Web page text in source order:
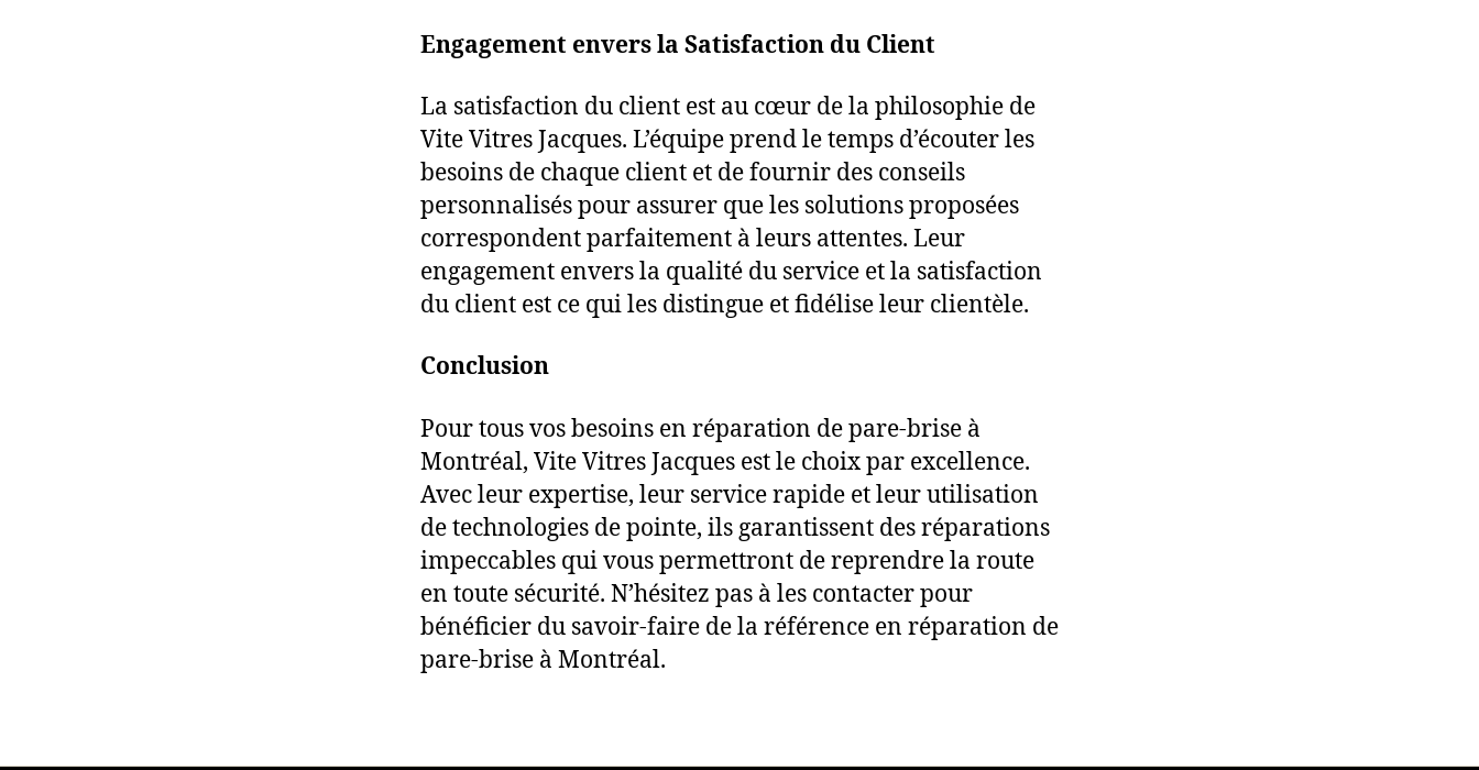
Engagement envers la Satisfaction du Client
La satisfaction du client est au cœur de la philosophie de
Vite Vitres Jacques. L’équipe prend le temps d’écouter les
besoins de chaque client et de fournir des conseils
personnalisés pour assurer que les solutions proposées
correspondent parfaitement à leurs attentes. Leur
engagement envers la qualité du service et la satisfaction
du client est ce qui les distingue et fidélise leur clientèle.
Conclusion
Pour tous vos besoins en réparation de pare-brise à
Montréal, Vite Vitres Jacques est le choix par excellence.
Avec leur expertise, leur service rapide et leur utilisation
de technologies de pointe, ils garantissent des réparations
impeccables qui vous permettront de reprendre la route
en toute sécurité. N’hésitez pas à les contacter pour
bénéficier du savoir-faire de la référence en réparation de
pare-brise à Montréal.